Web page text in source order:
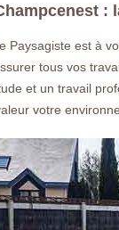
:
Paysagiste est à
tous vos
et un travail
votre